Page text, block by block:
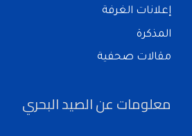
إعلانات الغرفة
المذكرة
مقالات صحفية
معلومات عن الصيد البحري